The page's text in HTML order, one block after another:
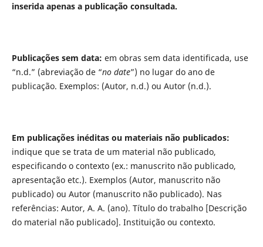
inserida apenas a publicação consultada.
Publicações sem data: em obras sem data identificada, use
“n.d.” (abreviação de “no date”) no lugar do ano de
publicação. Exemplos: (Autor, n.d.) ou Autor (n.d.).
Em publicações inéditas ou materiais não publicados:
indique que se trata de um material não publicado,
especificando o contexto (ex.: manuscrito não publicado,
apresentação etc.). Exemplos (Autor, manuscrito não
publicado) ou Autor (manuscrito não publicado). Nas
referências: Autor, A. A. (ano). Título do trabalho [Descrição
do material não publicado]. Instituição ou contexto.